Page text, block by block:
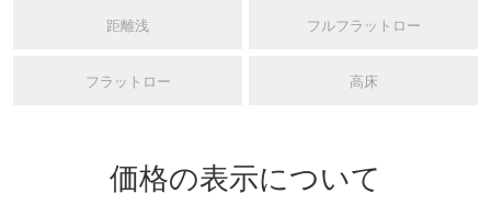
距離浅 フルフラットロー
フラットロー 高床
価格の表示について